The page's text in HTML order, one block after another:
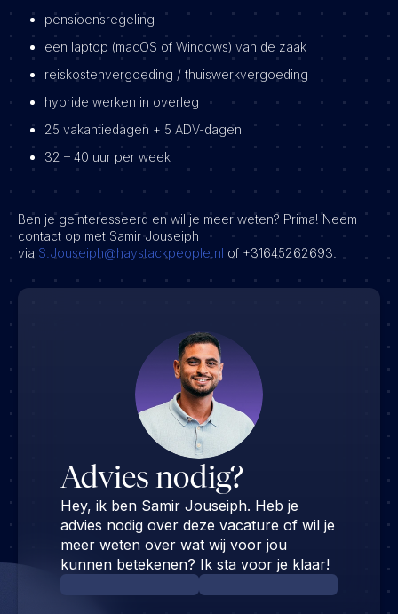
pensioensregeling
een laptop (macOS of Windows) van de zaak
reiskostenvergoeding / thuiswerkvergoeding
hybride werken in overleg
25 vakantiedagen + 5 ADV-dagen
32 – 40 uur per week
Ben je geïnteresseerd en wil je meer weten? Prima! Neem
contact op met Samir Jouseiph
via S.Jouseiph@haystackpeople.nl of +31645262693.
Advies nodig?
Hey, ik ben Samir Jouseiph. Heb je
advies nodig over deze vacature of wil je
meer weten over wat wij voor jou
kunnen betekenen? Ik sta voor je klaar!